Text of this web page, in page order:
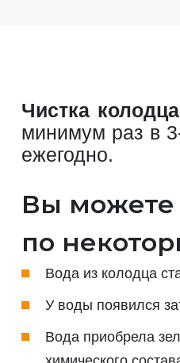
Чистка
минимум раз в
ежегодно.
Вы можете
по
Вода из колодца
У воды появился
Вода приобрела